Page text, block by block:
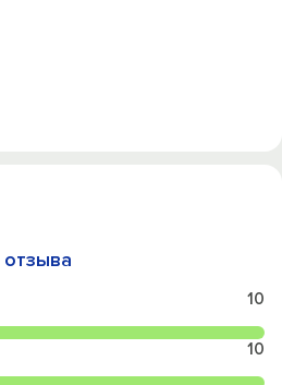
отзыва
10
10